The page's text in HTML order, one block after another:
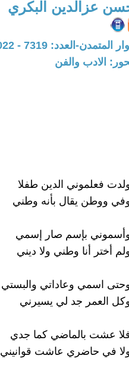
عزالدين البكري
المتمدن-العدد: 7319 - 2022 / 7 / 24 - 15:28
الادب والفن
فعلموني الدين طفلا
ووطن يقال بأنه وطني
بإسم صار إسمي
أختر أنا وطني ولا ديني
اسمي وعاداتي والبستي
العمر جد لي يسيرني
عشت بالماضي كما جدي
في حاضري عاشت قوانيني